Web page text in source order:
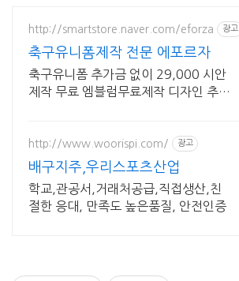
http://smartstore.naver.com/eforza 광고
축구유니폼제작 전문 에포르자
축구유니폼 추가금 없이 29,000 시안
제작 무료 엠블럼무료제작 디자인 추가
http://www.woorispi.com/ 광고
배구지주,우리스포츠산업
학교,관공서,거래처공급,직접생산,친
절한 응대, 만족도 높은품질, 안전인증